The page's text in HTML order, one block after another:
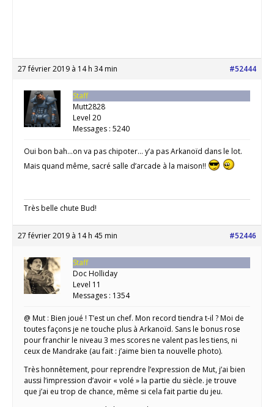
27 février 2019 à 14 h 34 min #52444
Staff
Mutt2828
Level 20
Messages : 5240
Oui bon bah…on va pas chipoter… y’a pas Arkanoïd dans le lot.
Mais quand même, sacré salle d’arcade à la maison!!
Très belle chute Bud!
27 février 2019 à 14 h 45 min #52446
Staff
Doc Holliday
Level 11
Messages : 1354
@ Mut : Bien joué ! T’est un chef. Mon record tiendra t-il ? Moi de
toutes façons je ne touche plus à Arkanoïd. Sans le bonus rose
pour franchir le niveau 3 mes scores ne valent pas les tiens, ni
ceux de Mandrake (au fait : j’aime bien ta nouvelle photo).
Très honnêtement, pour reprendre l’expression de Mut, j’ai bien
aussi l’impression d’avoir « volé » la partie du siècle. je trouve
que j’ai eu trop de chance, même si cela fait partie du jeu.